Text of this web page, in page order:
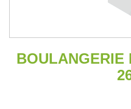
BOULANGERIE